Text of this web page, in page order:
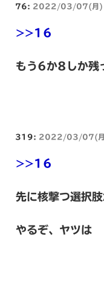
76: 2022/03/07(月
>>16
もう6か8しか残
319: 2022/03/07(
>>16
先に核撃つ選択
やるぞ、ヤツは